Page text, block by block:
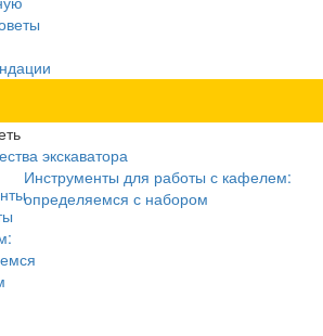
экскаватора
Инструменты для работы с кафелем:
определяемся с набором